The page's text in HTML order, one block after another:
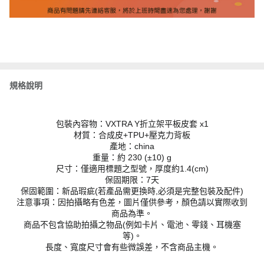
規格說明
包裝內容物：VXTRA Y折立架平板皮套 x1
材質：合成皮+TPU+壓克力背板
產地：china
重量：約 230 (±10) g
尺寸：僅適用標題之型號，厚度約1.4(cm)
保固期限：7天
保固範圍：新品瑕疵(若產品需更換時,必須是完整包裝及配件)
注意事項：因拍攝略有色差，圖片僅供參考，顏色請以實際收到
商品為準。
商品不包含協助拍攝之物品(例如卡片、電池、零錢、耳機塞
等)。
長度、寬度尺寸會有些微誤差，不含商品主機。